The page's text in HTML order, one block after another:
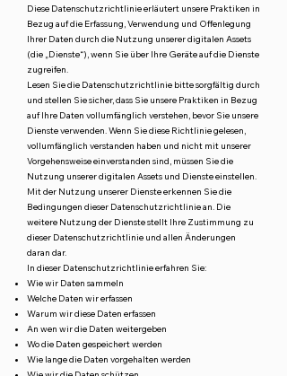
Diese Datenschutzrichtlinie erläutert unsere Praktiken in
Bezug auf die Erfassung, Verwendung und Offenlegung
Ihrer Daten durch die Nutzung unserer digitalen Assets
(die „Dienste“), wenn Sie über Ihre Geräte auf die Dienste
zugreifen.
Lesen Sie die Datenschutzrichtlinie bitte sorgfältig durch
und stellen Sie sicher, dass Sie unsere Praktiken in Bezug
auf Ihre Daten vollumfänglich verstehen, bevor Sie unsere
Dienste verwenden. Wenn Sie diese Richtlinie gelesen,
vollumfänglich verstanden haben und nicht mit unserer
Vorgehensweise einverstanden sind, müssen Sie die
Nutzung unserer digitalen Assets und Dienste einstellen.
Mit der Nutzung unserer Dienste erkennen Sie die
Bedingungen dieser Datenschutzrichtlinie an. Die
weitere Nutzung der Dienste stellt Ihre Zustimmung zu
dieser Datenschutzrichtlinie und allen Änderungen
daran dar.
In dieser Datenschutzrichtlinie erfahren Sie:
Wie wir Daten sammeln
Welche Daten wir erfassen
Warum wir diese Daten erfassen
An wen wir die Daten weitergeben
Wo die Daten gespeichert werden
Wie lange die Daten vorgehalten werden